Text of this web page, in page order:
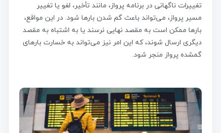
تغییرات ناگهانی در برنامه پرواز، مانند تأخیر، لغو یا تغییر
مسیر پرواز، می‌تواند باعث گم شدن بارها شود. در این مواقع،
بارها ممکن است به مقصد نهایی نرسند یا به اشتباه به مقصد
دیگری ارسال شوند، که این امر نیز می‌تواند به خسارت بارهای
گمشده پرواز منجر شود.